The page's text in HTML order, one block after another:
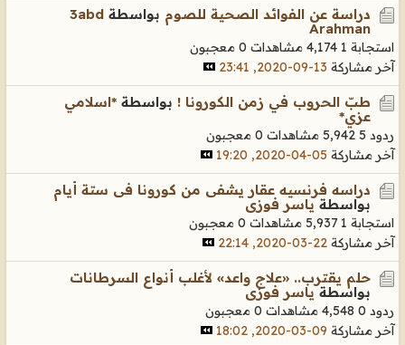
دراسة عن الفوائد الصحية للصوم بواسطة 3abd
Arahman
استجابة 1 4,174 مشاهدات
0 معجبون
آخر مشاركة 13-09-2020, 23:41
طبّ الحروب في زمن الكورونا ! بواسطة *اسلامي
عزي*
ردود 5 5,942 مشاهدات
0 معجبون
آخر مشاركة 05-04-2020, 19:20
دراسه فرنسيه عقار يشفى من كورونا فى ستة أيام
بواسطةياسر فوزى
استجابة 1 5,937 مشاهدات
0 معجبون
آخر مشاركة 22-03-2020, 22:14
حلم يقترب.. «علاج واعد» لأغلب أنواع السرطانات
بواسطةياسر فوزى
ردود 0 4,548 مشاهدات
0 معجبون
آخر مشاركة 09-03-2020, 18:02